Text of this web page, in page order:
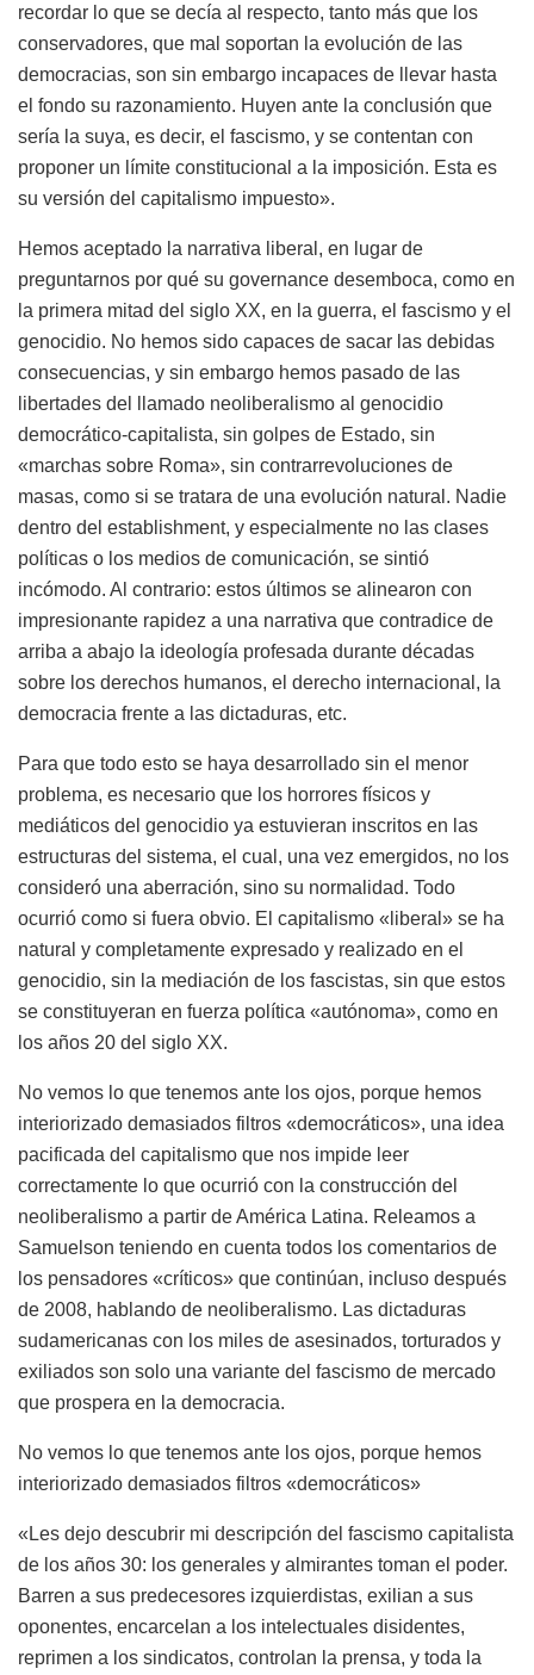
recordar lo que se decía al respecto, tanto más que los
conservadores, que mal soportan la evolución de las
democracias, son sin embargo incapaces de llevar hasta
el fondo su razonamiento. Huyen ante la conclusión que
sería la suya, es decir, el fascismo, y se contentan con
proponer un límite constitucional a la imposición. Esta es
su versión del capitalismo impuesto».
Hemos aceptado la narrativa liberal, en lugar de
preguntarnos por qué su governance desemboca, como en
la primera mitad del siglo XX, en la guerra, el fascismo y el
genocidio. No hemos sido capaces de sacar las debidas
consecuencias, y sin embargo hemos pasado de las
libertades del llamado neoliberalismo al genocidio
democrático-capitalista, sin golpes de Estado, sin
«marchas sobre Roma», sin contrarrevoluciones de
masas, como si se tratara de una evolución natural. Nadie
dentro del establishment, y especialmente no las clases
políticas o los medios de comunicación, se sintió
incómodo. Al contrario: estos últimos se alinearon con
impresionante rapidez a una narrativa que contradice de
arriba a abajo la ideología profesada durante décadas
sobre los derechos humanos, el derecho internacional, la
democracia frente a las dictaduras, etc.
Para que todo esto se haya desarrollado sin el menor
problema, es necesario que los horrores físicos y
mediáticos del genocidio ya estuvieran inscritos en las
estructuras del sistema, el cual, una vez emergidos, no los
consideró una aberración, sino su normalidad. Todo
ocurrió como si fuera obvio. El capitalismo «liberal» se ha
natural y completamente expresado y realizado en el
genocidio, sin la mediación de los fascistas, sin que estos
se constituyeran en fuerza política «autónoma», como en
los años 20 del siglo XX.
No vemos lo que tenemos ante los ojos, porque hemos
interiorizado demasiados filtros «democráticos», una idea
pacificada del capitalismo que nos impide leer
correctamente lo que ocurrió con la construcción del
neoliberalismo a partir de América Latina. Releamos a
Samuelson teniendo en cuenta todos los comentarios de
los pensadores «críticos» que continúan, incluso después
de 2008, hablando de neoliberalismo. Las dictaduras
sudamericanas con los miles de asesinados, torturados y
exiliados son solo una variante del fascismo de mercado
que prospera en la democracia.
No vemos lo que tenemos ante los ojos, porque hemos
interiorizado demasiados filtros «democráticos»
«Les dejo descubrir mi descripción del fascismo capitalista
de los años 30: los generales y almirantes toman el poder.
Barren a sus predecesores izquierdistas, exilian a sus
oponentes, encarcelan a los intelectuales disidentes,
reprimen a los sindicatos, controlan la prensa, y toda la